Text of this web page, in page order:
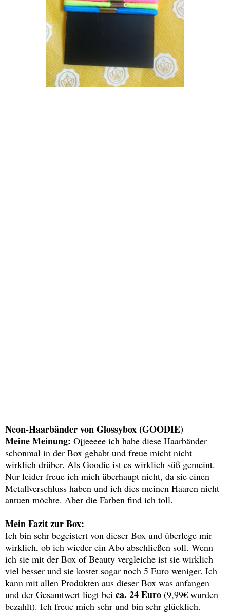
Neon-Haarbänder von Glossybox (GOODIE)
Meine Meinung: Ojjeeeee ich habe diese Haarbänder
schonmal in der Box gehabt und freue micht nicht
wirklich drüber. Als Goodie ist es wirklich süß gemeint.
Nur leider freue ich mich überhaupt nicht, da sie einen
Metallverschluss haben und ich dies meinen Haaren nicht
antuen möchte. Aber die Farben find ich toll.
Mein Fazit zur Box:
Ich bin sehr begeistert von dieser Box und überlege mir
wirklich, ob ich wieder ein Abo abschließen soll. Wenn
ich sie mit der Box of Beauty vergleiche ist sie wirklich
viel besser und sie kostet sogar noch 5 Euro weniger. Ich
kann mit allen Produkten aus dieser Box was anfangen
und der Gesamtwert liegt bei ca. 24 Euro (9,99€ wurden
bezahlt). Ich freue mich sehr und bin sehr glücklich.